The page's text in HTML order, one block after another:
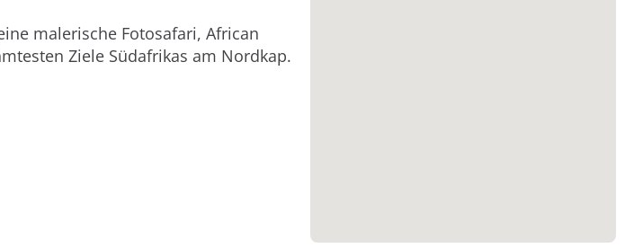
malerische Fotosafari, African
Ziele Südafrikas am Nordkap.